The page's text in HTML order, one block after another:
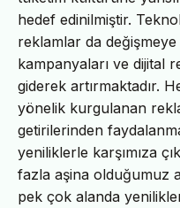
hedef edinilmiştir.
reklamlar da değişmeye
kampanyaları ve dijital
giderek artırmaktadır.
yönelik kurgulanan
getirilerinden
yeniliklerle karşımıza
fazla aşina olduğumuz
pek çok alanda